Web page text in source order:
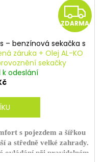
Z
D
ZDARMA
– benzínová sekačka s
záruka + Olej AL-KO
sekačky
odeslání
s pojezdem a šířkou
a středně velké zahrady.
ovládání při pravidelném